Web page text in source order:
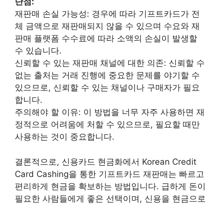
재판매 손실 가능성: 경우에 따라 기프트카드가 전
체 금액으로 재판매되지 않을 수 있으며 수요와 재
판매 플랫폼 수수료에 따라 소액의 손실이 발생할
수 있습니다.
신뢰할 수 있는 재판매 채널에 대한 의존: 신뢰할 수
없는 출처는 거래 진행에 중요한 문제를 야기할 수
있으므로, 신뢰할 수 있는 채널이나 구매자가 필요
합니다.
주의해야 할 이유: 이 방법을 너무 자주 사용하면 재
정적으로 어려움에 처할 수 있으므로, 필요할 때만
사용하는 것이 중요합니다.
결론적으로, 신용카드 현금화에서 Korean Credit
Card Cashing을 통한 기프트카드 재판매는 빠르고
편리하게 현금을 확보하는 방법입니다. 급하게 돈이
필요한 사람들에게 좋은 선택이며, 신용을 현금으로